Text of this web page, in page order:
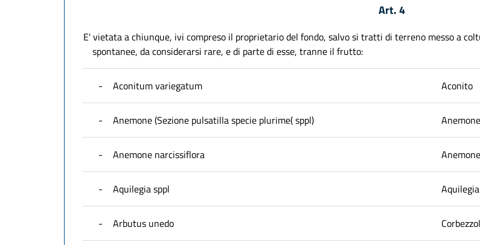
Art. 4
E' vietata a chiunque, ivi compreso il proprietario del fondo, salvo si tratti di terreno messo a
spontanee, da considerarsi rare, e di parte di esse, tranne il frutto:
- Aconitum variegatum Aconito
- Anemone (Sezione pulsatilla specie plurime( sppl) Anemone
- Anemone narcissiflora
- Aquilegia sppl Aquilegia
- Arbutus unedo